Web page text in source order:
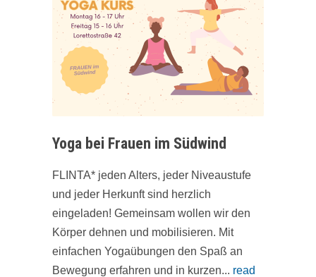
Yoga bei Frauen im Südwind
FLINTA* jeden Alters, jeder Niveaustufe
und jeder Herkunft sind herzlich
eingeladen! Gemeinsam wollen wir den
Körper dehnen und mobilisieren. Mit
einfachen Yogaübungen den Spaß an
Bewegung erfahren und in kurzen... read